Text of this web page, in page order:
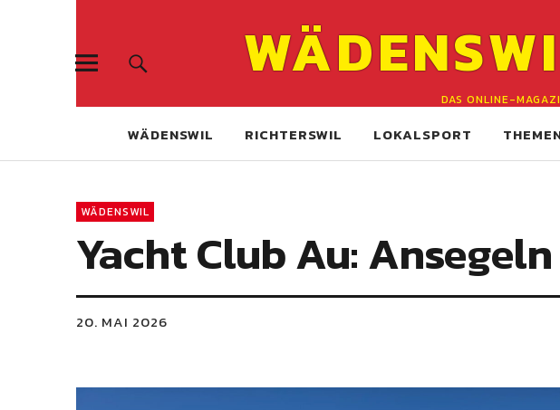
DAS ONLINE-
WÄDENSWIL RICHTERSWIL LOKALSPORT
WÄDENSWIL
Yacht Club Au:
20. MAI 2026